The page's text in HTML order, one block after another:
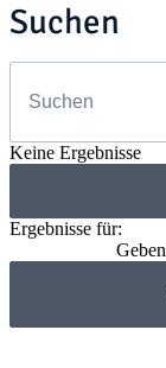
Suchen
Keine Ergebnisse
Ergebnisse für: